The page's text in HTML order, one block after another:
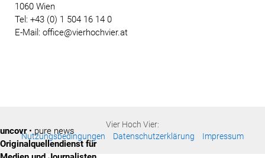
1060 Wien
Tel: +43 (0) 1 504 16 14 0
E-Mail: office@vierhochvier.at
Vier Hoch Vier:
Nutzungsbedingungen
Datenschutzerklärung Impressum
uncovr• pure news
Originalquellendienst für